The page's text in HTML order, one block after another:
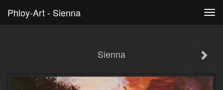
Phloy-Art - Sienna
Sienna